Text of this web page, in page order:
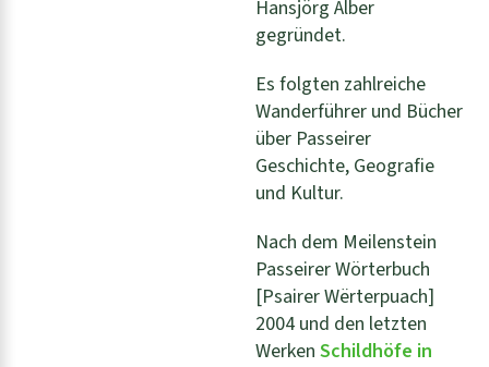
Hansjörg Alber
gegründet.
Es folgten zahlreiche
Wanderführer und Bücher
über Passeirer
Geschichte, Geografie
und Kultur.
Nach dem Meilenstein
Passeirer Wörterbuch
[Psairer Wërterpuach]
2004 und den letzten
Werken Schildhöfe in